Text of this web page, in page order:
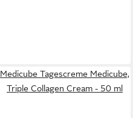
Medicube Tagescreme Medicube,
Triple Collagen Cream - 50 ml